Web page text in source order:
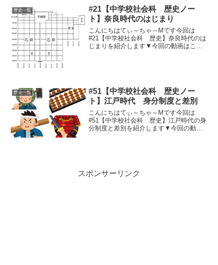
渉・・・1927年、山...
歴史一覧
#21【中学校社会科 歴史ノー
ト】奈良時代のはじまり
こんにちはてぃ～ちゃ～Mです今回は
#21【中学校社会科 歴史】奈良時代のは
じまりを紹介します▼今回の動画はこち
歴史一覧
#51【中学校社会科 歴史ノー
ト】江戸時代 身分制度と差別
こんにちはてぃ～ちゃ～Mです今回は
#51【中学校社会科 歴史】江戸時代の身
分制度と差別を紹介します▼今回の動画
スポンサーリンク